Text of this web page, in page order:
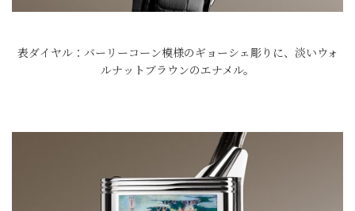
表ダイヤル：バーリーコーン模様のギョーシェ彫りに、淡いウォ
ルナットブラウンのエナメル。